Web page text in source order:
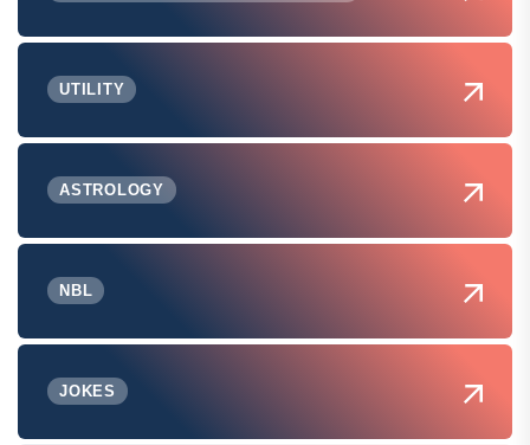
UTILITY
ASTROLOGY
NBL
JOKES